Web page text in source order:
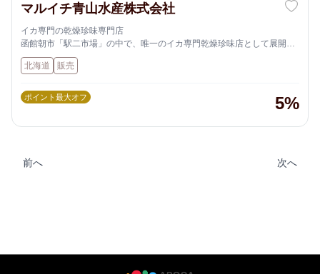
マルイチ青山水産株式会社
イカ専門の乾燥珍味専門店
函館朝市「駅二市場」の中で、唯一のイカ専門乾燥珍味店として展開し
ています。
近海で揚がった函館産のイカを、自社工場で一貫処理・加工して提供し
看板商品の「黄金のしいか」が絶品
店頭での実演販売で焼きたてをその場で楽しめる「黄金のしいか」
い珍味に仕上がっています。
北海道 販売
ポイント最大オフ 5%
前へ 次へ